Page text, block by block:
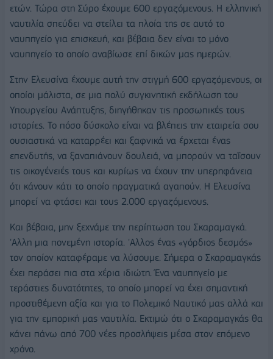
ετών. Τώρα στη Σύρο έχουμε 600 εργαζόμενους. Η ελληνική
ναυτιλία σπεύδει να στείλει τα πλοία της σε αυτό το
ναυπηγείο για επισκευή, και βέβαια δεν είναι το μόνο
ναυπηγείο το οποίο αναβίωσε επί δικών μας ημερών.
Στην Ελευσίνα έχουμε αυτή την στιγμή 600 εργαζόμενους, οι
οποίοι μάλιστα, σε μια πολύ συγκινητική εκδήλωση του
Υπουργείου Ανάπτυξης, διηγήθηκαν τις προσωπικές τους
ιστορίες. Το πόσο δύσκολο είναι να βλέπεις την εταιρεία σου
ουσιαστικά να καταρρέει και ξαφνικά να έρχεται ένας
επενδυτής, να ξαναπιάνουν δουλειά, να μπορούν να ταΐσουν
τις οικογένειές τους και κυρίως να έχουν την υπερηφάνεια
ότι κάνουν κάτι το οποίο πραγματικά αγαπούν. Η Ελευσίνα
μπορεί να φτάσει και τους 2.000 εργαζόμενους.
Και βέβαια, μην ξεχνάμε την περίπτωση του Σκαραμαγκά.
'Αλλη μια πονεμένη ιστορία. 'Αλλος ένας «γόρδιος δεσμός»
τον οποίον καταφέραμε να λύσουμε. Σήμερα ο Σκαραμαγκάς
έχει περάσει πια στα χέρια ιδιώτη. Ένα ναυπηγείο με
τεράστιες δυνατότητες, το οποίο μπορεί να έχει σημαντική
προστιθέμενη αξία και για το Πολεμικό Ναυτικό μας αλλά και
για την εμπορική μας ναυτιλία. Εκτιμώ ότι ο Σκαραμαγκάς θα
κάνει πάνω από 700 νέες προσλήψεις μέσα στον επόμενο
χρόνο.